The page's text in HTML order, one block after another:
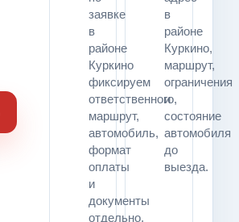
заявке
в
районе
Куркино
фиксируем
ответственного,
маршрут,
автомобиль,
формат
оплаты
и
документы
отдельно.
в
районе
Куркино,
маршрут,
ограничения
и
состояние
автомобиля
до
выезда.